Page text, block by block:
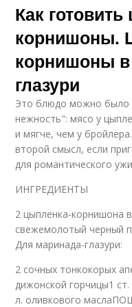
Как
корнишоны.
корнишоны
глазури
Это блюдо можно было
нежность": мясо у
и мягче, чем у
второй смысл, если
для романтического
ИНГРЕДИЕНТЫ
2 цыпленка-корнишона
свежемолотый черный
Для маринада-глазури:
2 сочных тонкокорых
дижонской горчицы1 ст.
л. оливкового